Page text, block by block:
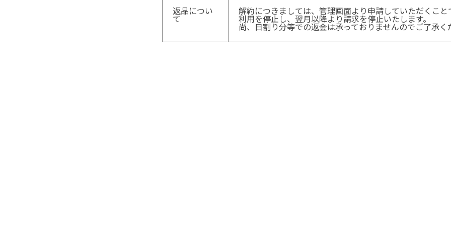
返品につい
て
解約につきましては、管理画面より申請していただくこと
利用を停止し、翌月以降より請求を停止いたします。
尚、日割り分等での返金は承っておりませんのでご了承く